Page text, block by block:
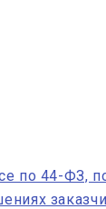
по 44-ФЗ,